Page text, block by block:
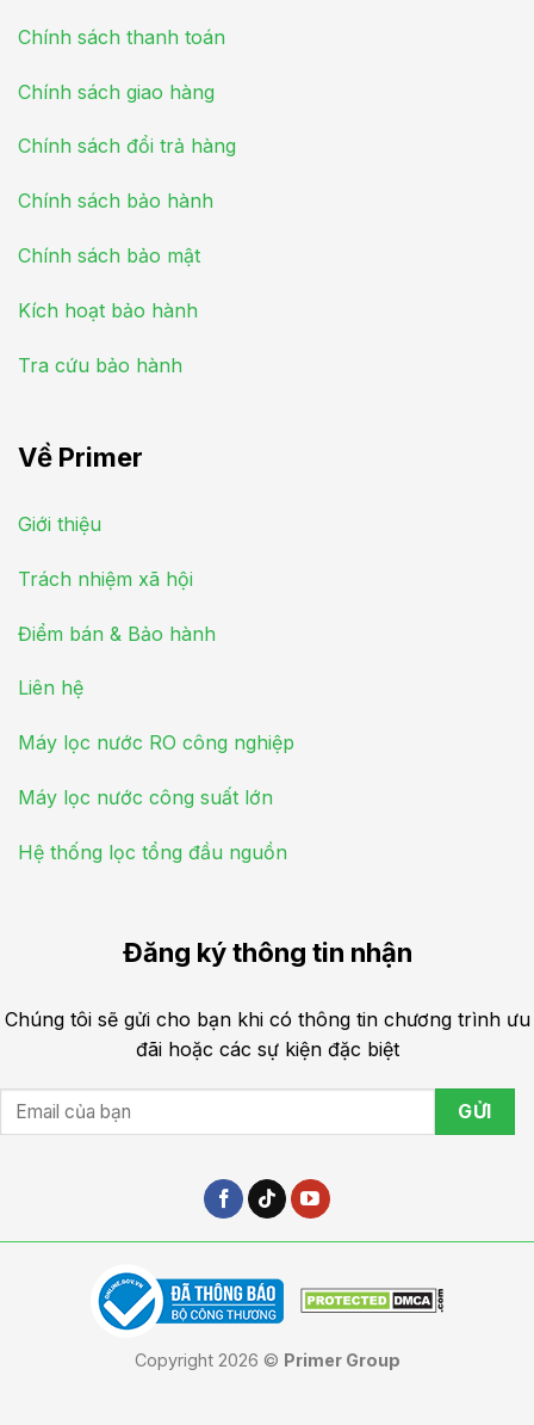
Chính sách thanh toán
Chính sách giao hàng
Chính sách đổi trả hàng
Chính sách bảo hành
Chính sách bảo mật
Kích hoạt bảo hành
Tra cứu bảo hành
Về Primer
Giới thiệu
Trách nhiệm xã hội
Điểm bán & Bảo hành
Liên hệ
Máy lọc nước RO công nghiệp
Máy lọc nước công suất lớn
Hệ thống lọc tổng đầu nguồn
Đăng ký thông tin nhận
Chúng tôi sẽ gửi cho bạn khi có thông tin chương trình ưu
đãi hoặc các sự kiện đặc biệt
Copyright 2026 © Primer Group